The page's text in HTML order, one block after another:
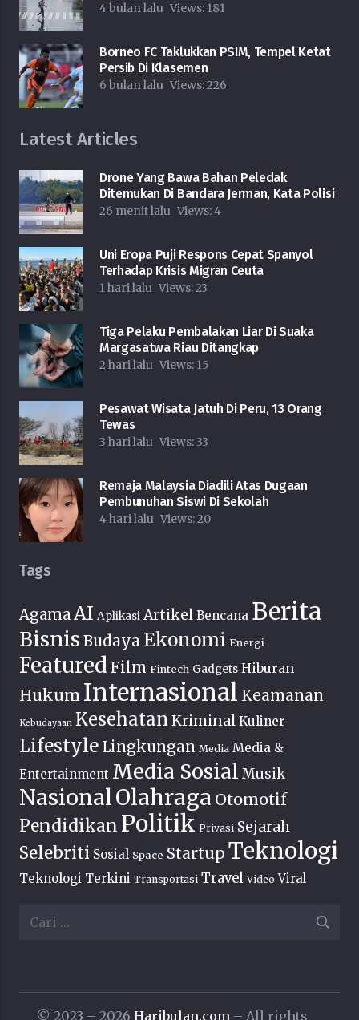
4 bulan lalu Views: 181
Borneo FC Taklukkan PSIM, Tempel Ketat
Persib Di Klasemen
6 bulan lalu Views:226
Latest Articles
Drone Yang Bawa Bahan Peledak
Ditemukan Di Bandara Jerman, Kata Polisi
26 menit lalu Views:4
Uni Eropa Puji Respons Cepat Spanyol
Terhadap Krisis Migran Ceuta
1 hari lalu Views:23
Tiga Pelaku Pembalakan Liar Di Suaka
Margasatwa Riau Ditangkap
2 hari lalu Views: 15
Pesawat Wisata Jatuh Di Peru, 13 Orang
Tewas
3 hari lalu Views: 33
Remaja Malaysia Diadili Atas Dugaan
Pembunuhan Siswi Di Sekolah
4 hari lalu Views:20
Tags
AgamaAI Aplikasi Artikel Bencana Berita
Bisnis Budaya Ekonomi Energi
Featured Film Fintech Gadgets Hiburan
Hukum Internasional Keamanan
Kebudayaan Kesehatan Kriminal Kuliner
Lifestyle Lingkungan Media Media &
Entertainment Media Sosial Musik
NasionalOlahraga Otomotif
Pendidikan Politik Privasi Sejarah
Selebriti Sosial Space Startup Teknologi
Teknologi Terkini Transportasi Travel Video Viral
Cari
© 2023 – 2026 Haribulan.com – All rights